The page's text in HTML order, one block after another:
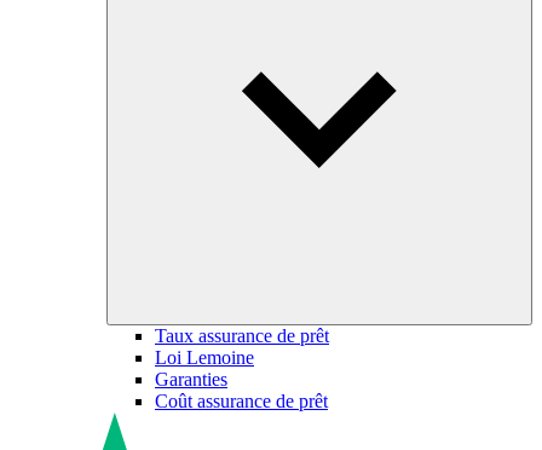
Taux assurance de prêt
Loi Lemoine
Garanties
Coût assurance de prêt